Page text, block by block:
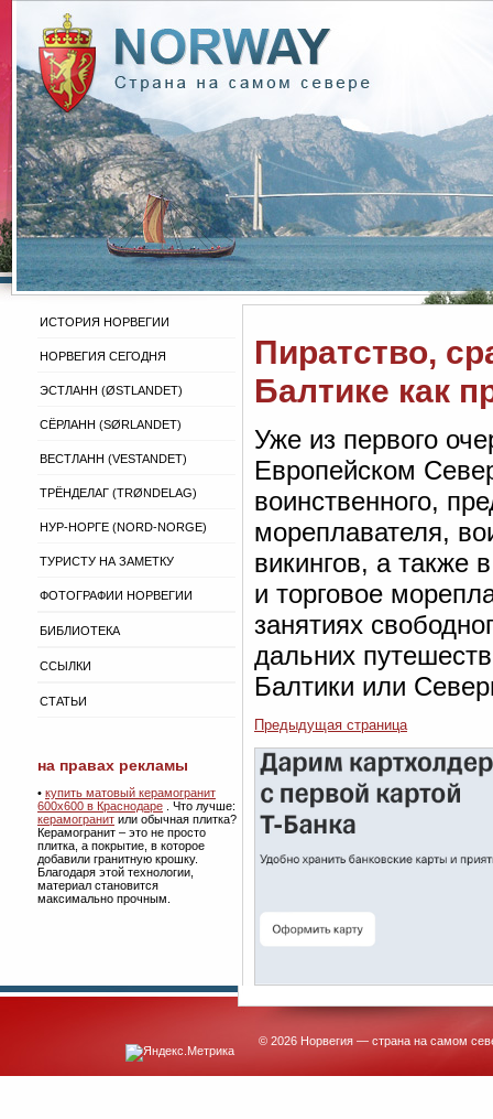
ИСТОРИЯ НОРВЕГИИ
НОРВЕГИЯ СЕГОДНЯ
ЭСТЛАНН (ØSTLANDET)
СЁРЛАНН (SØRLANDET)
ВЕСТЛАНН (VESTANDET)
ТРЁНДЕЛАГ (TRØNDELAG)
НУР-НОРГЕ (NORD-NORGE)
ТУРИСТУ НА ЗАМЕТКУ
ФОТОГРАФИИ НОРВЕГИИ
БИБЛИОТЕКА
ССЫЛКИ
СТАТЬИ
на правах рекламы
• купить матовый керамогранит
600х600 в Краснодаре . Что лучше:
керамогранит или обычная плитка?
Керамогранит – это не просто
плитка, а покрытие, в которое
добавили гранитную крошку.
Благодаря этой технологии,
материал становится
максимально прочным.
Пиратство,
Балтике как
Уже из первого
Европейском
воинственного,
мореплавателя,
викингов, а также
и торговое
занятиях
дальних
Балтики или
Предыдущая страница
© 2026 Норвегия — страна на самом